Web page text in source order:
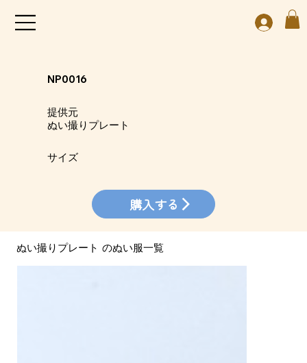
NP0016
​提供元
ぬい撮りプレート
​サイズ
購入する
ぬい撮りプレート ​のぬい服一覧